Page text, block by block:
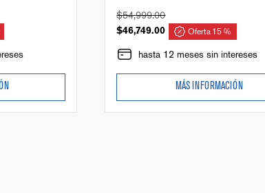
$54,999.00
$46,749.00 Oferta15 %
hasta 12 meses sin intereses
MÁS INFORMACIÓN